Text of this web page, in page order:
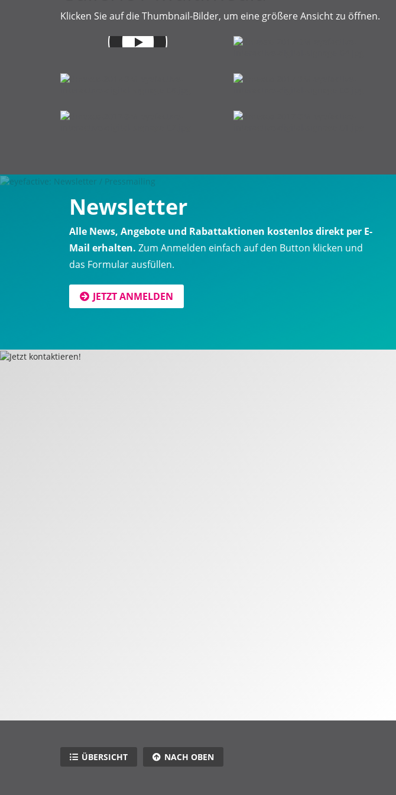
Klicken Sie auf die Thumbnail-Bilder, um eine größere Ansicht zu öffnen.
Newsletter
Alle News, Angebote und Rabattaktionen kostenlos direkt per E-
Mail erhalten. Zum Anmelden einfach auf den Button klicken und
das Formular ausfüllen.
JETZT ANMELDEN
ÜBERSICHT NACH OBEN